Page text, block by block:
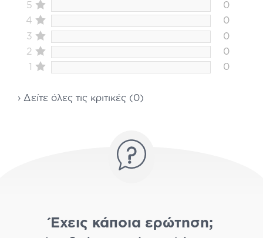
5
0
4
0
3
0
2
0
1
0
› Δείτε όλες τις κριτικές (0)
Έχεις κάποια ερώτηση;